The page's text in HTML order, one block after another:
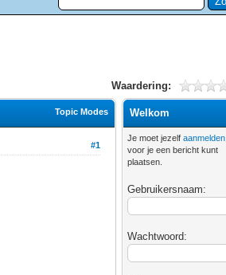
Waardering:
Topic Modes
#1
Welkom
Je moet jezelfaanmelden
voor je een bericht kunt
plaatsen.
Gebruikersnaam:
Wachtwoord: